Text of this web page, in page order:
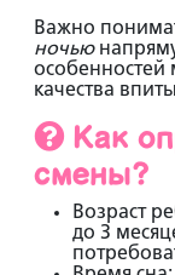
Важно
ночью
особенностей
качества
Как
смены?
Возраст
до 3